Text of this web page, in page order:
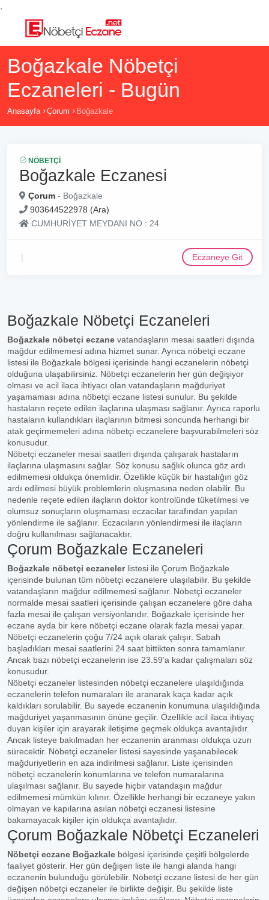
Boğazkale Nöbetçi
Eczaneleri - Bugün
Anasayfa Çorum Boğazkale
NÖBETÇI
Boğazkale Eczanesi
Çorum - Boğazkale
903644522978 (Ara)
CUMHURİYET MEYDANI NO : 24
Eczaneye Git
Boğazkale Nöbetçi Eczaneleri
Boğazkale nöbetçi eczane vatandaşların mesai saatleri dışında
mağdur edilmemesi adına hizmet sunar. Ayrıca nöbetçi eczane
listesi ile Boğazkale bölgesi içerisinde hangi eczanelerin nöbetçi
olduğuna ulaşabilirsiniz. Nöbetçi eczanelerin her gün değişiyor
olması ve acil ilaca ihtiyacı olan vatandaşların mağduriyet
yaşamaması adına nöbetçi eczane listesi sunulur. Bu şekilde
hastaların reçete edilen ilaçlarına ulaşması sağlanır. Ayrıca raporlu
hastaların kullandıkları ilaçlarının bitmesi soncunda herhangi bir
atak geçirmemeleri adına nöbetçi eczanelere başvurabilmeleri söz
konusudur.
Nöbetçi eczaneler mesai saatleri dışında çalışarak hastaların
ilaçlarına ulaşmasını sağlar. Söz konusu sağlık olunca göz ardı
edilmemesi oldukça önemlidir. Özellikle küçük bir hastalığın göz
ardı edilmesi büyük problemlerin oluşmasına neden olabilir. Bu
nedenle reçete edilen ilaçların doktor kontrolünde tüketilmesi ve
olumsuz sonuçların oluşmaması eczacılar tarafından yapılan
yönlendirme ile sağlanır. Eczacıların yönlendirmesi ile ilaçların
doğru kullanılması sağlanacaktır.
Çorum Boğazkale Eczaneleri
Boğazkale nöbetçi eczanelerlistesi ile Çorum Boğazkale
içerisinde bulunan tüm nöbetçi eczanelere ulaşılabilir. Bu şekilde
vatandaşların mağdur edilmemesi sağlanır. Nöbetçi eczaneler
normalde mesai saatleri içerisinde çalışan eczanelere göre daha
fazla mesai ile çalışan versiyonlarıdır. Boğazkale içerisinde her
eczane ayda bir kere nöbetçi eczane olarak fazla mesai yapar.
Nöbetçi eczanelerin çoğu 7/24 açık olarak çalışır. Sabah
başladıkları mesai saatlerini 24 saat bittikten sonra tamamlanır.
Ancak bazı nöbetçi eczanelerin ise 23.59’a kadar çalışmaları söz
konusudur.
Nöbetçi eczaneler listesinden nöbetçi eczanelere ulaşıldığında
eczanelerin telefon numaraları ile aranarak kaça kadar açık
kaldıkları sorulabilir. Bu sayede eczanenin konumuna ulaşıldığında
mağduriyet yaşanmasının önüne geçilir. Özellikle acil ilaca ihtiyaç
duyan kişiler için arayarak iletişime geçmek oldukça avantajlıdır.
Ancak listeye bakılmadan her eczanenin aranması oldukça uzun
sürecektir. Nöbetçi eczaneler listesi sayesinde yaşanabilecek
mağduriyetlerin en aza indirilmesi sağlanır. Liste içerisinden
nöbetçi eczanelerin konumlarına ve telefon numaralarına
ulaşılması sağlanır. Bu sayede hiçbir vatandaşın mağdur
edilmemesi mümkün kılınır. Özellikle herhangi bir eczaneye yakın
olmayan ve kapılarına asılan nöbetçi eczanesi listesine
bakamayacak kişiler için oldukça avantajlıdır.
Çorum Boğazkale Nöbetçi Eczaneleri
Nöbetçi eczane Boğazkale bölgesi içerisinde çeşitli bölgelerde
faaliyet gösterir. Her gün değişen liste ile hangi alanda hangi
eczanenin bulunduğu görülebilir. Nöbetçi eczane listesi de her gün
değişen nöbetçi eczaneler ile birlikte değişir. Bu şekilde liste